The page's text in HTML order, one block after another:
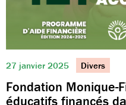
27 janvier 2025 Divers
Fondation Monique-
éducatifs financés